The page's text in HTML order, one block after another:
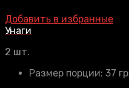
Добавить в избранные
Унаги
2 шт.
Размер порции: 37 гр